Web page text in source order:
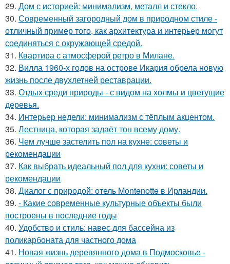
29. Дом с историей: минимализм, металл и стекло.
30. Современный загородный дом в природном стиле -
отличный пример того, как архитектура и интерьер могут
соединяться с окружающей средой.
31. Квартира с атмосферой ретро в Милане.
32. Вилла 1960-х годов на острове Икария обрела новую
жизнь после двухлетней реставрации.
33. Отдых среди природы - с видом на холмы и цветущие
деревья.
34. Интерьер недели: минимализм с тёплым акцентом.
35. Лестница, которая задаёт тон всему дому.
36. Чем лучше застелить пол на кухне: советы и
рекомендации
37. Как выбрать идеальный пол для кухни: советы и
рекомендации
38. Диалог с природой: отель Montenotte в Ирландии.
39. - Какие современные культурные объекты были
построены в последние годы
40. Удобство и стиль: навес для бассейна из
поликарбоната для частного дома
41. Новая жизнь деревянного дома в Подмосковье -